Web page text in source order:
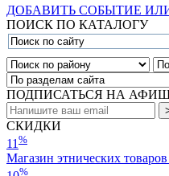
ДОБАВИТЬ СОБЫТИЕ
ПОИСК ПО КАТАЛОГУ
ПОДПИСАТЬСЯ НА
СКИДКИ
11 %
Магазин этнических
%